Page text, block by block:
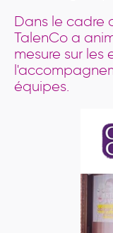
Dans le cadre
TalenCo a
mesure sur
équipes.